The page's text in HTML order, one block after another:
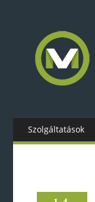
Szolgáltatások